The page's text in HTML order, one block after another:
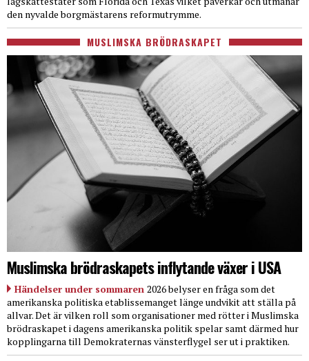
den nyvalde borgmästarens reformutrymme.
MUSLIMSKA BRÖDRASKAPET
Muslimska brödraskapets inflytande växer i USA
Händelser under sommaren 2026 belyser en fråga som det
amerikanska politiska etablissemanget länge undvikit att ställa på
allvar. Det är vilken roll som organisationer med rötter i Muslimska
brödraskapet i dagens amerikanska politik spelar samt därmed hur
kopplingarna till Demokraternas vänsterflygel ser ut i praktiken.